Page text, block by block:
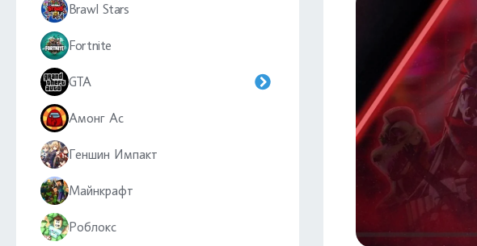
Brawl Stars
Fortnite
GTA
Амонг Ас
Геншин Импакт
Майнкрафт
Роблокс